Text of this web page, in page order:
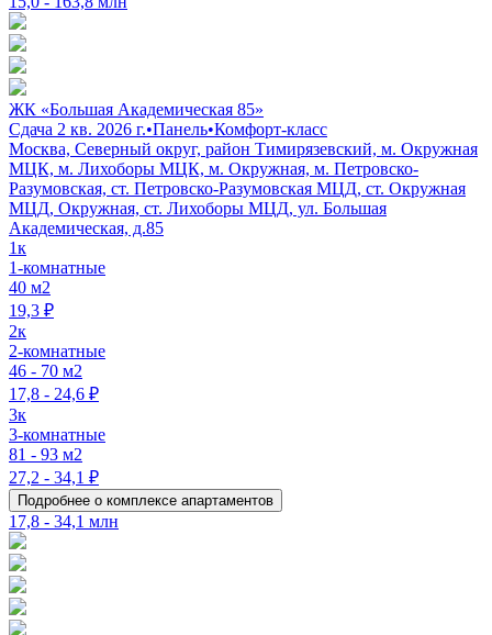
ЖК «Большая Академическая 85»
Сдача 2 кв. 2026 г.•Панель•Комфорт-класс
Москва, Северный округ, район Тимирязевский, м. Окружная
МЦК, м. Лихоборы МЦК, м. Окружная, м. Петровско-
Разумовская, ст. Петровско-Разумовская МЦД, ст. Окружная
МЦД, Окружная, ст. Лихоборы МЦД, ул. Большая
Академическая, д.85
1к
1-комнатные
40 м2
19,3 ₽
2к
2-комнатные
46 - 70 м2
17,8 - 24,6 ₽
3к
3-комнатные
81 - 93 м2
27,2 - 34,1 ₽
Подробнее о комплексе апартаментов
17,8 - 34,1 млн